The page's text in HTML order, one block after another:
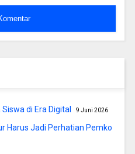
di Era Digital 9 Juni 2026
Harus Jadi Perhatian Pemko